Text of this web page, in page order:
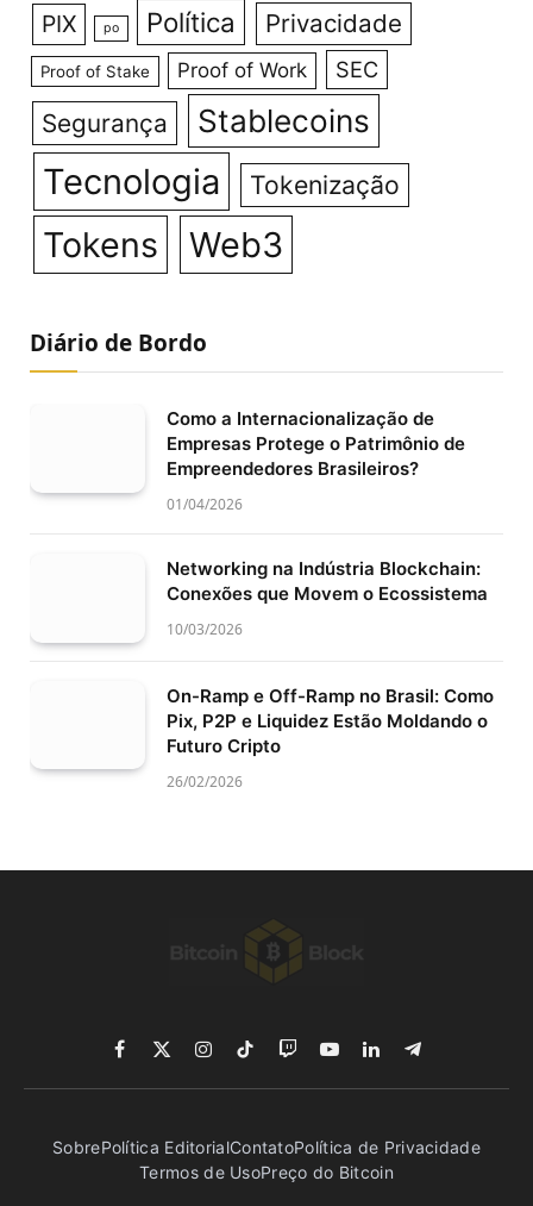
PIX po Política Privacidade
Proof of Stake Proof of Work SEC
Segurança Stablecoins
Tecnologia Tokenização
Tokens Web3
Diário de Bordo
Como a Internacionalização de
Empresas Protege o Patrimônio de
Empreendedores Brasileiros?
01/04/2026
Networking na Indústria Blockchain:
Conexões que Movem o Ecossistema
10/03/2026
On-Ramp e Off-Ramp no Brasil: Como
Pix, P2P e Liquidez Estão Moldando o
Futuro Cripto
26/02/2026
Facebook
X
(Twitter)
Instagram
TikTokTwitchYouTubeLinkedInTelegram
SobrePolítica EditorialContatoPolítica de Privacidade
Termos de UsoPreço do Bitcoin